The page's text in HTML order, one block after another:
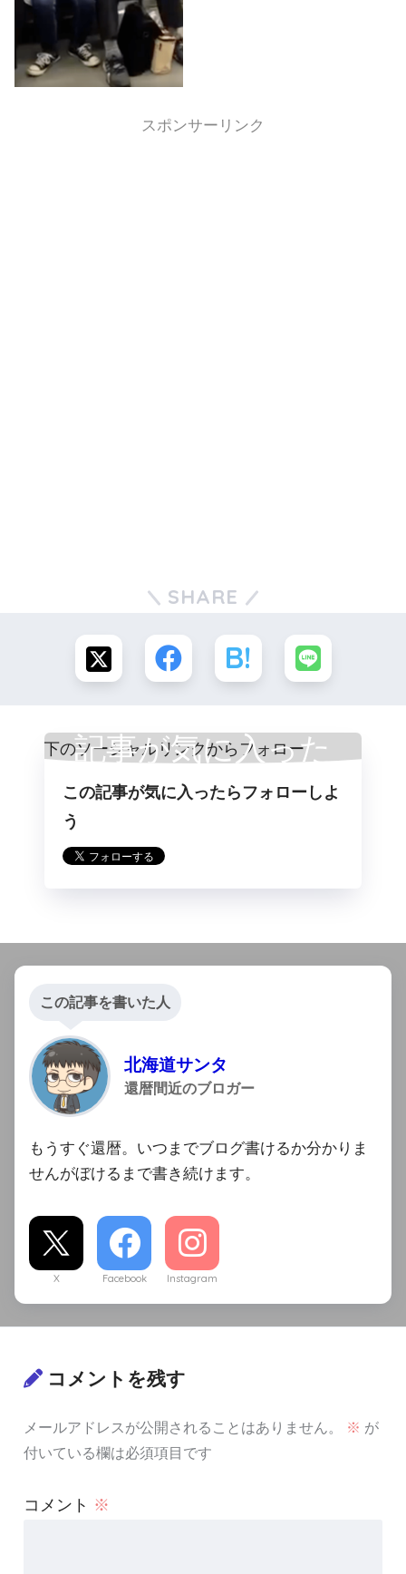
スポンサーリンク
SHARE
記事が気に入った
らフォロー
この記事が気に入ったらフォローしよ
う
この記事を書いた人
北海道サンタ
還暦間近のブロガー
もうすぐ還暦。いつまでブログ書けるか分かりま
せんがぼけるまで書き続けます。
X Facebook Instagram
コメントを残す
メールアドレスが公開されることはありません。 ※ が
付いている欄は必須項目です
コメント ※